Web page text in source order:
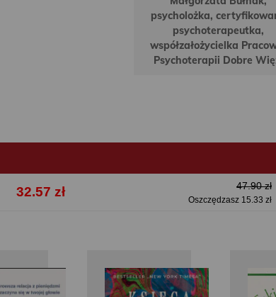
psycholożka,
psychoterapeutka,
współzałożycielka
Psychoterapii Dobre
32.57 zł 47.90 zł
Oszczędzasz 15.33 zł
Reynal
Jaouad